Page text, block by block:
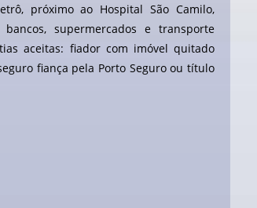
próximo ao Hospital São Camilo,
bancos, supermercados e transporte
aceitas: fiador com imóvel quitado
fiança pela Porto Seguro ou título